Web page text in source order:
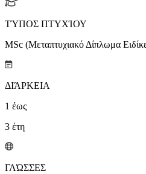
ΤΎΠΟΣ ΠΤΥΧΊΟΥ
MSc (Μεταπτυχιακό Δίπλωμα
ΔΙΆΡΚΕΙΑ
1 έως
3 έτη
ΓΛΏΣΣΕΣ